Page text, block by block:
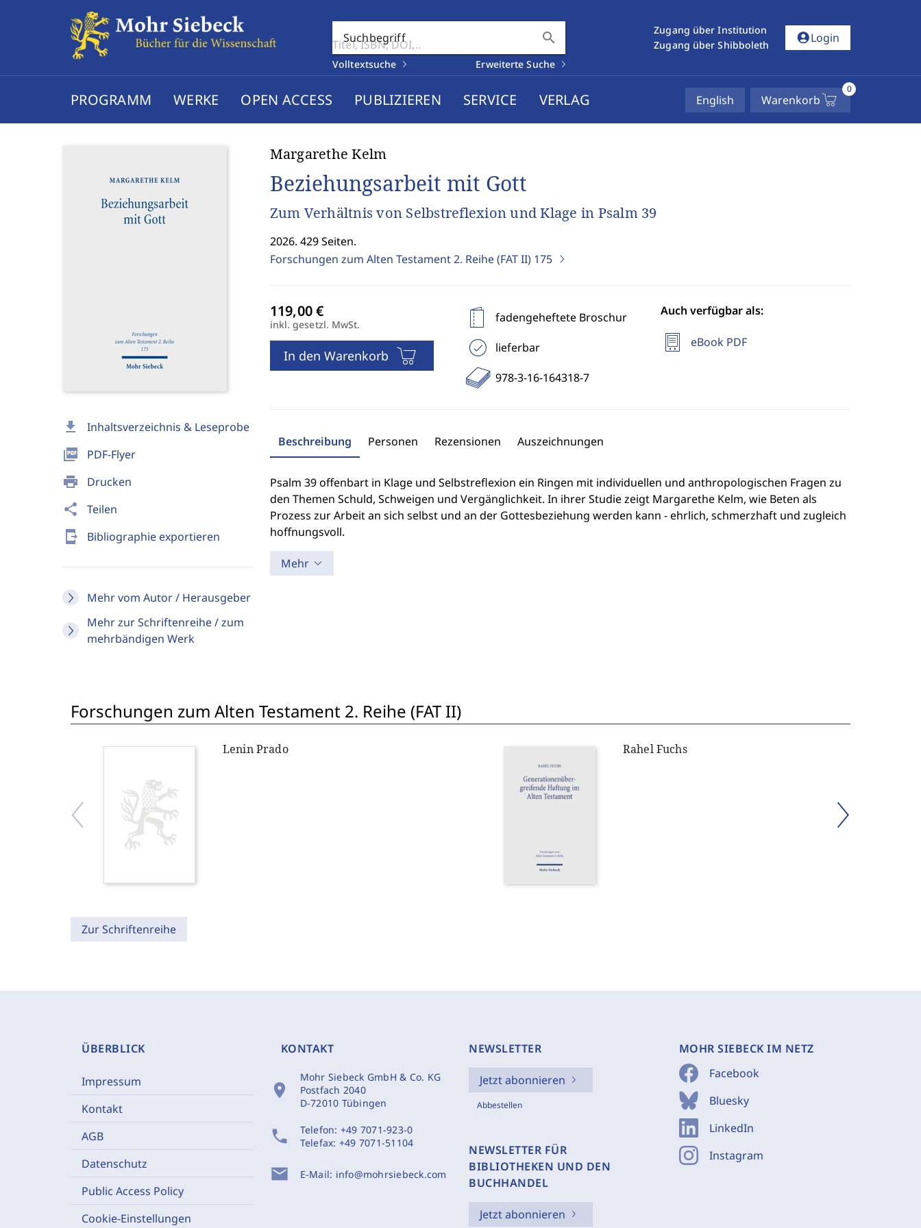
Suchbegriff search
Volltextsuche Erweiterte Suche
Zugang über Institution
Zugang über Shibboleth
account_circleLogin
PROGRAMM WERKE OPEN ACCESS PUBLIZIEREN SERVICE VERLAG English Warenkorb
0
download Inhaltsverzeichnis & Leseprobe
picture_as_pdf PDF-Flyer
print Drucken
share Teilen
send_to_mobile Bibliographie exportieren
Mehr vom Autor / Herausgeber
Mehr zur Schriftenreihe / zum
mehrbändigen Werk
Margarethe Kelm
Beziehungsarbeit mit Gott
Zum Verhältnis von Selbstreflexion und Klage in Psalm 39
2026. 429 Seiten.
Forschungen zum Alten Testament 2. Reihe (FAT II) 175
inkl. gesetzl. MwSt.
In den Warenkorb
fadengeheftete Broschur
lieferbar
978-3-16-164318-7
Auch verfügbar als:
eBook PDF
Beschreibung Personen Rezensionen Auszeichnungen
Psalm 39 offenbart in Klage und Selbstreflexion ein Ringen mit individuellen und anthropologischen Fragen zu
den Themen Schuld, Schweigen und Vergänglichkeit. In ihrer Studie zeigt Margarethe Kelm, wie Beten als
Prozess zur Arbeit an sich selbst und an der Gottesbeziehung werden kann - ehrlich, schmerzhaft und zugleich
hoffnungsvoll.
Mehr
Forschungen zum Alten Testament 2. Reihe (FAT II)
Lenin Prado Rahel Fuchs
Zur Schriftenreihe
ÜBERBLICK
Impressum
Kontakt
AGB
Datenschutz
Public Access Policy
Cookie-Einstellungen
KONTAKT
location_on
Mohr Siebeck GmbH & Co. KG
Postfach 2040
D-72010 Tübingen
phone Telefon: +49 7071-923-0
Telefax: +49 7071-51104
mail E-Mail: info@mohrsiebeck.com
NEWSLETTER
Jetzt abonnieren
Abbestellen
NEWSLETTER FÜR
BIBLIOTHEKEN UND DEN
BUCHHANDEL
Jetzt abonnieren
MOHR SIEBECK IM NETZ
Facebook
Bluesky
LinkedIn
Instagram